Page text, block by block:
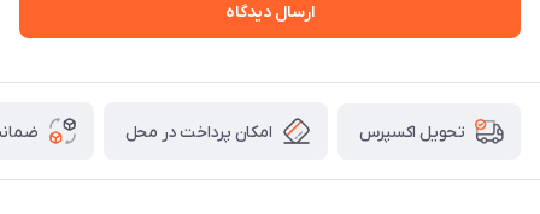
ارسال دیدگاه
تحویل اکسپرس امکان پرداخت در محل